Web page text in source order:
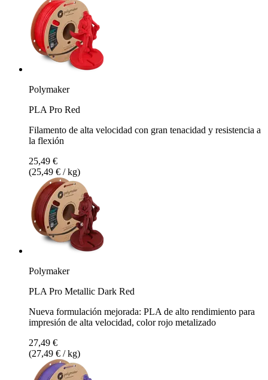
Polymaker
PLA Pro Red
Filamento de alta velocidad con gran tenacidad y resistencia a
la flexión
25,49 €
(25,49 € / kg)
Polymaker
PLA Pro Metallic Dark Red
Nueva formulación mejorada: PLA de alto rendimiento para
impresión de alta velocidad, color rojo metalizado
27,49 €
(27,49 € / kg)